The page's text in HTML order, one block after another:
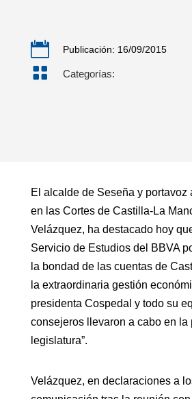
 Publicación: 16/09/2015
 Categorías:
El alcalde de Seseña y portavoz
en las Cortes de Castilla-La
Velázquez, ha destacado hoy
Servicio de Estudios del BBVA
la bondad de las cuentas de
la extraordinaria gestión
presidenta Cospedal y todo su
consejeros llevaron a cabo en la
legislatura”.
Velázquez, en declaraciones a